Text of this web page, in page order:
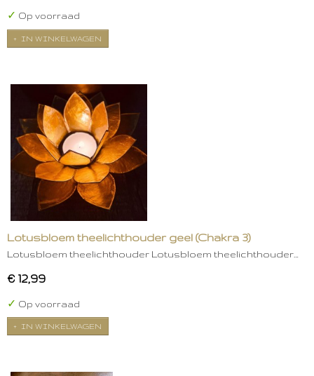
✓ Op voorraad
IN WINKELWAGEN
Lotusbloem theelichthouder geel (Chakra 3)
Lotusbloem theelichthouder Lotusbloem theelichthouder…
€ 12,99
✓ Op voorraad
IN WINKELWAGEN